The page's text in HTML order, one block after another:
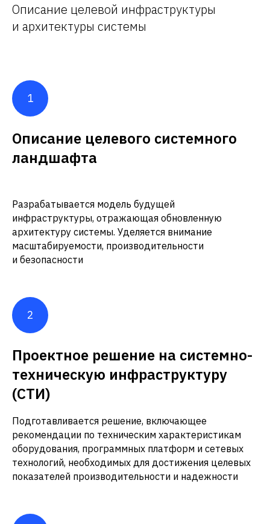
Описание целевой инфраструктуры
и архитектуры системы
Описание целевого системного
ландшафта
Разрабатывается модель будущей
инфраструктуры, отражающая обновленную
архитектуру системы. Уделяется внимание
масштабируемости, производительности
и безопасности
Проектное решение на системно-
техническую инфраструктуру
(СТИ)
Подготавливается решение, включающее
рекомендации по техническим характеристикам
оборудования, программных платформ и сетевых
технологий, необходимых для достижения целевых
показателей производительности и надежности